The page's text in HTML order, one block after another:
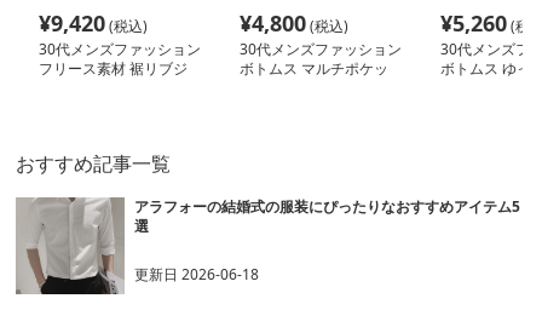
¥9,420(税込)
30代メンズファッション
フリース素材 裾リブジ
¥4,800(税込)
30代メンズファッション
ボトムス マルチポケッ
¥5,260(税
30代メンズフ
ボトムス ゆっ
おすすめ記事一覧
アラフォーの結婚式の服装にぴったりなおすすめアイテム5
選
更新日2026-06-18